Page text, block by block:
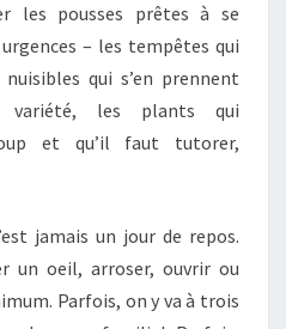
les pousses prêtes à se
– les tempêtes qui
qui s’en prennent
variété, les plants qui
et qu’il faut tutorer,
jamais un jour de repos.
un oeil, arroser, ouvrir ou
Parfois, on y va à trois